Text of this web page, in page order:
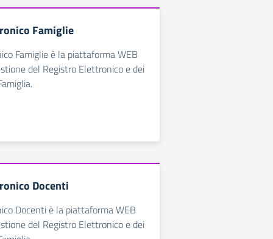
Famiglie
Famiglie è la piattaforma WEB
del Registro Elettronico e dei
Docenti
Docenti è la piattaforma WEB
del Registro Elettronico e dei